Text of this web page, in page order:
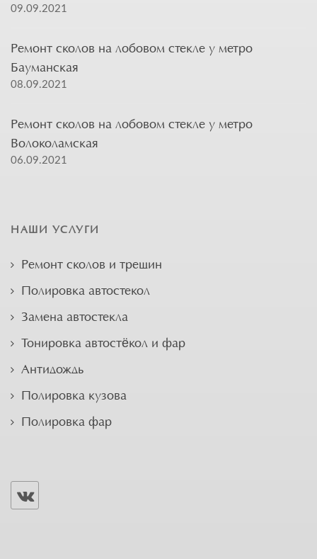
09.09.2021
Ремонт сколов на лобовом стекле у метро
Бауманская
08.09.2021
Ремонт сколов на лобовом стекле у метро
Волоколамская
06.09.2021
НАШИ УСЛУГИ
Ремонт сколов и трещин
Полировка автостекол
Замена автостекла
Тонировка автостёкол и фар
Антидождь
Полировка кузова
Полировка фар